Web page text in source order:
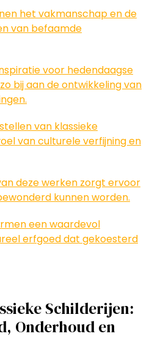
het vakmanschap en de
van befaamde
voor hedendaagse
bij aan de ontwikkeling van
van klassieke
van culturele verfijning en
deze werken zorgt ervoor
kunnen worden.
een waardevol
erfgoed dat gekoesterd
Schilderijen:
Onderhoud en